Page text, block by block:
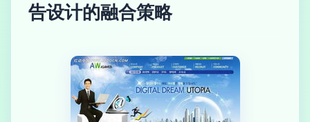
告设计的融合策略